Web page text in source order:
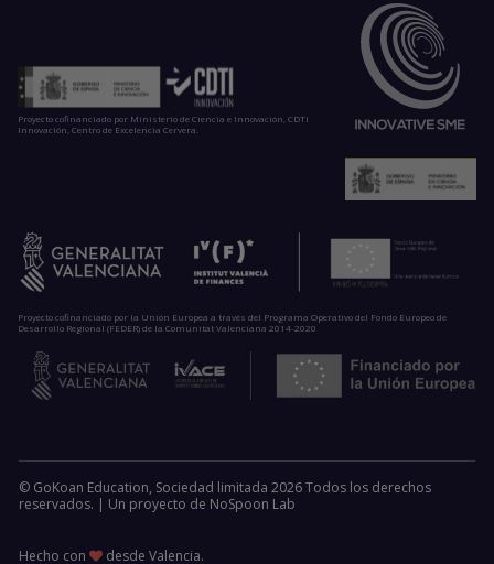
Proyecto cofinanciado por Ministerio de Ciencia e Innovación, CDTI
Innovación, Centro de Excelencia Cervera.
Proyecto cofinanciado por la Unión Europea a través del Programa Operativo del Fondo Europeo de
Desarrollo Regional (FEDER) de la Comunitat Valenciana 2014-2020
© GoKoan Education, Sociedad limitada 2026 Todos los derechos
reservados. | Un proyecto de NoSpoon Lab
Hecho con desde Valencia.